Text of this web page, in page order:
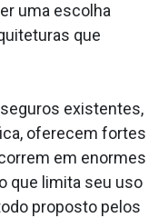
uma escolha
que
existentes,
oferecem fortes
em enormes
que limita seu uso
proposto pelos